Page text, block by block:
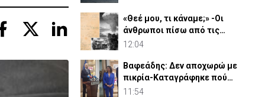
«Θεέ μου, τι κάναμε;» -Οι
άνθρωποι πίσω από τις
ατομικές βόμβες στη Χιροσίμα
12:04
Βαφεάδης: Δεν αποχωρώ με
πικρία-Καταγράφηκε πού
αποδίδονται ευθύνες για Takata
11:54